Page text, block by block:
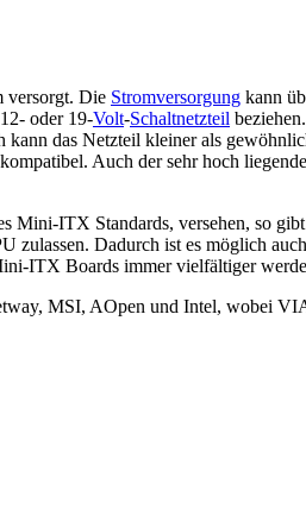
versorgt. Die Stromversorgung kann
oder 19-Volt-Schaltnetzteil
das Netzteil kleiner als
Auch der sehr hoch
ITX Standards, versehen, so
Dadurch ist es möglich
ITX Boards immer vielfältiger
MSI, AOpen und Intel, wobei